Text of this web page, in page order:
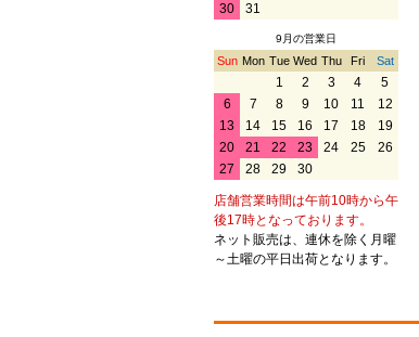
30
31
9月の営業日
Sun Mon Tue Wed Thu Fri Sat
1 2 3 4
5
6
7 8 9 10 11
12
13
14 15 16 17 18
19
20
21 22 23 24 25
26
27
28 29 30
店舗営業時間は午前10時から午
後17時となっております。
ネット販売は、連休を除く月曜
～土曜の平日出荷となります。